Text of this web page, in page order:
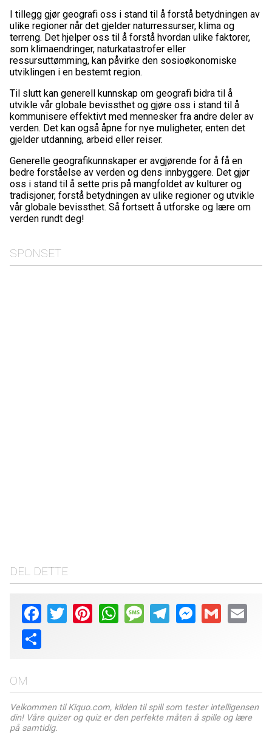
I tillegg gjør geografi oss i stand til å forstå betydningen av
ulike regioner når det gjelder naturressurser, klima og
terreng. Det hjelper oss til å forstå hvordan ulike faktorer,
som klimaendringer, naturkatastrofer eller
ressursuttømming, kan påvirke den sosioøkonomiske
utviklingen i en bestemt region.
Til slutt kan generell kunnskap om geografi bidra til å
utvikle vår globale bevissthet og gjøre oss i stand til å
kommunisere effektivt med mennesker fra andre deler av
verden. Det kan også åpne for nye muligheter, enten det
gjelder utdanning, arbeid eller reiser.
Generelle geografikunnskaper er avgjørende for å få en
bedre forståelse av verden og dens innbyggere. Det gjør
oss i stand til å sette pris på mangfoldet av kulturer og
tradisjoner, forstå betydningen av ulike regioner og utvikle
vår globale bevissthet. Så fortsett å utforske og lære om
verden rundt deg!
SPONSET
DEL DETTE
Facebook
Twitter PinterestWhatsAppMessageTelegramMessenger
Gmail Email
Share
OM
Velkommen til Kiquo.com, kilden til spill som tester intelligensen
din! Våre quizer og quiz er den perfekte måten å spille og lære
på samtidig.